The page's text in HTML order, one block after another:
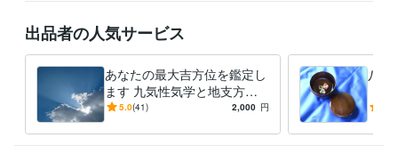
出品者の人気サービス
あなたの最大吉方位を鑑定し
ます 九気性気学と地支方鑑
で最大吉方位を取り開運しま
5.0(41) 2,000 円
八面
『ど
す